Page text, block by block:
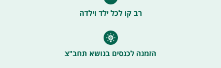
רב קו לכל ילד וילדה
הזמנה לכנסים בנושא תחב"צ